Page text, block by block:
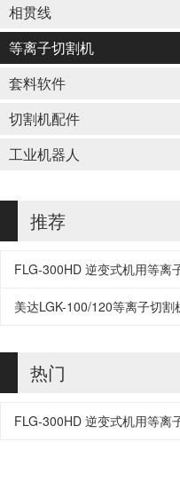
相贯线
等离子切割机
套料软件
切割机配件
工业机器人
推荐
FLG-300HD 逆变式机用等离
美达LGK-100/120等离子切割
热门
FLG-300HD 逆变式机用等离